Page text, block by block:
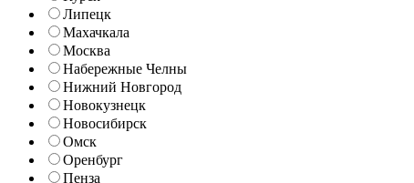
Липецк
Махачкала
Москва
Набережные Челны
Нижний Новгород
Новокузнецк
Новосибирск
Омск
Оренбург
Пенза